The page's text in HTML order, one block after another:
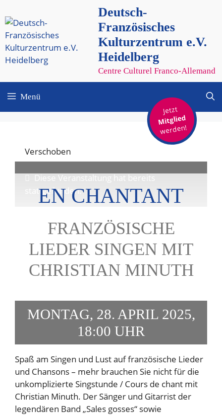
Inhalt
springen
Deutsch-
Französisches
Kulturzentrum e.V.
Heidelberg
Centre Culturel Franco-Allemand
Jetzt
Mitglied
werden!
Menü
Diese Veranstaltung hat bereits
stattgefunden.
Verschoben
EN CHANTANT
FRANZÖSISCHE
LIEDER SINGEN MIT
CHRISTIAN MINUTH
MONTAG, 28. APRIL 2025,
18:00 UHR
Spaß am Singen und Lust auf französische Lieder
und Chansons – mehr brauchen Sie nicht für die
unkomplizierte Singstunde / Cours de chant mit
Christian Minuth. Der Sänger und Gitarrist der
legendären Band „Sales gosses“ sowie